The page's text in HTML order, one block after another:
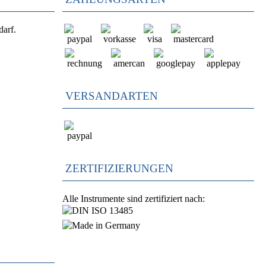
VERSANDARTEN
ZERTIFIZIERUNGEN
Alle Instrumente sind zertifiziert nach: